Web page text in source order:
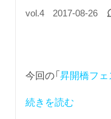
vol.4 2017-08-26
今回の「昇開橋フ
続きを読む